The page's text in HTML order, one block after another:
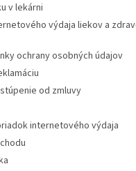
v lekárni
výdaja liekov a
ochrany osobných údajov
od zmluvy
internetového výdaja